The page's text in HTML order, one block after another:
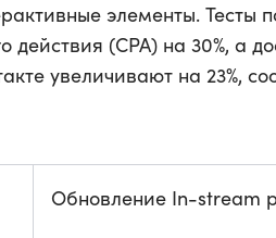
элементы. Тесты
действия (CPA) на 30%, а
увеличивают на 23%,
Обновление In-stream